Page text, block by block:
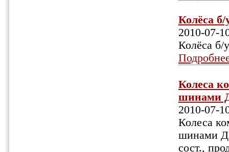
Колёса б/
2010-07-
Колёса б/
Колеса
шинами
2010-07-
Колеса
шинами
сост.,